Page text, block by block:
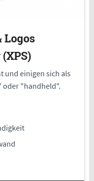
Logos
und einigen sich als
oder "handheld".